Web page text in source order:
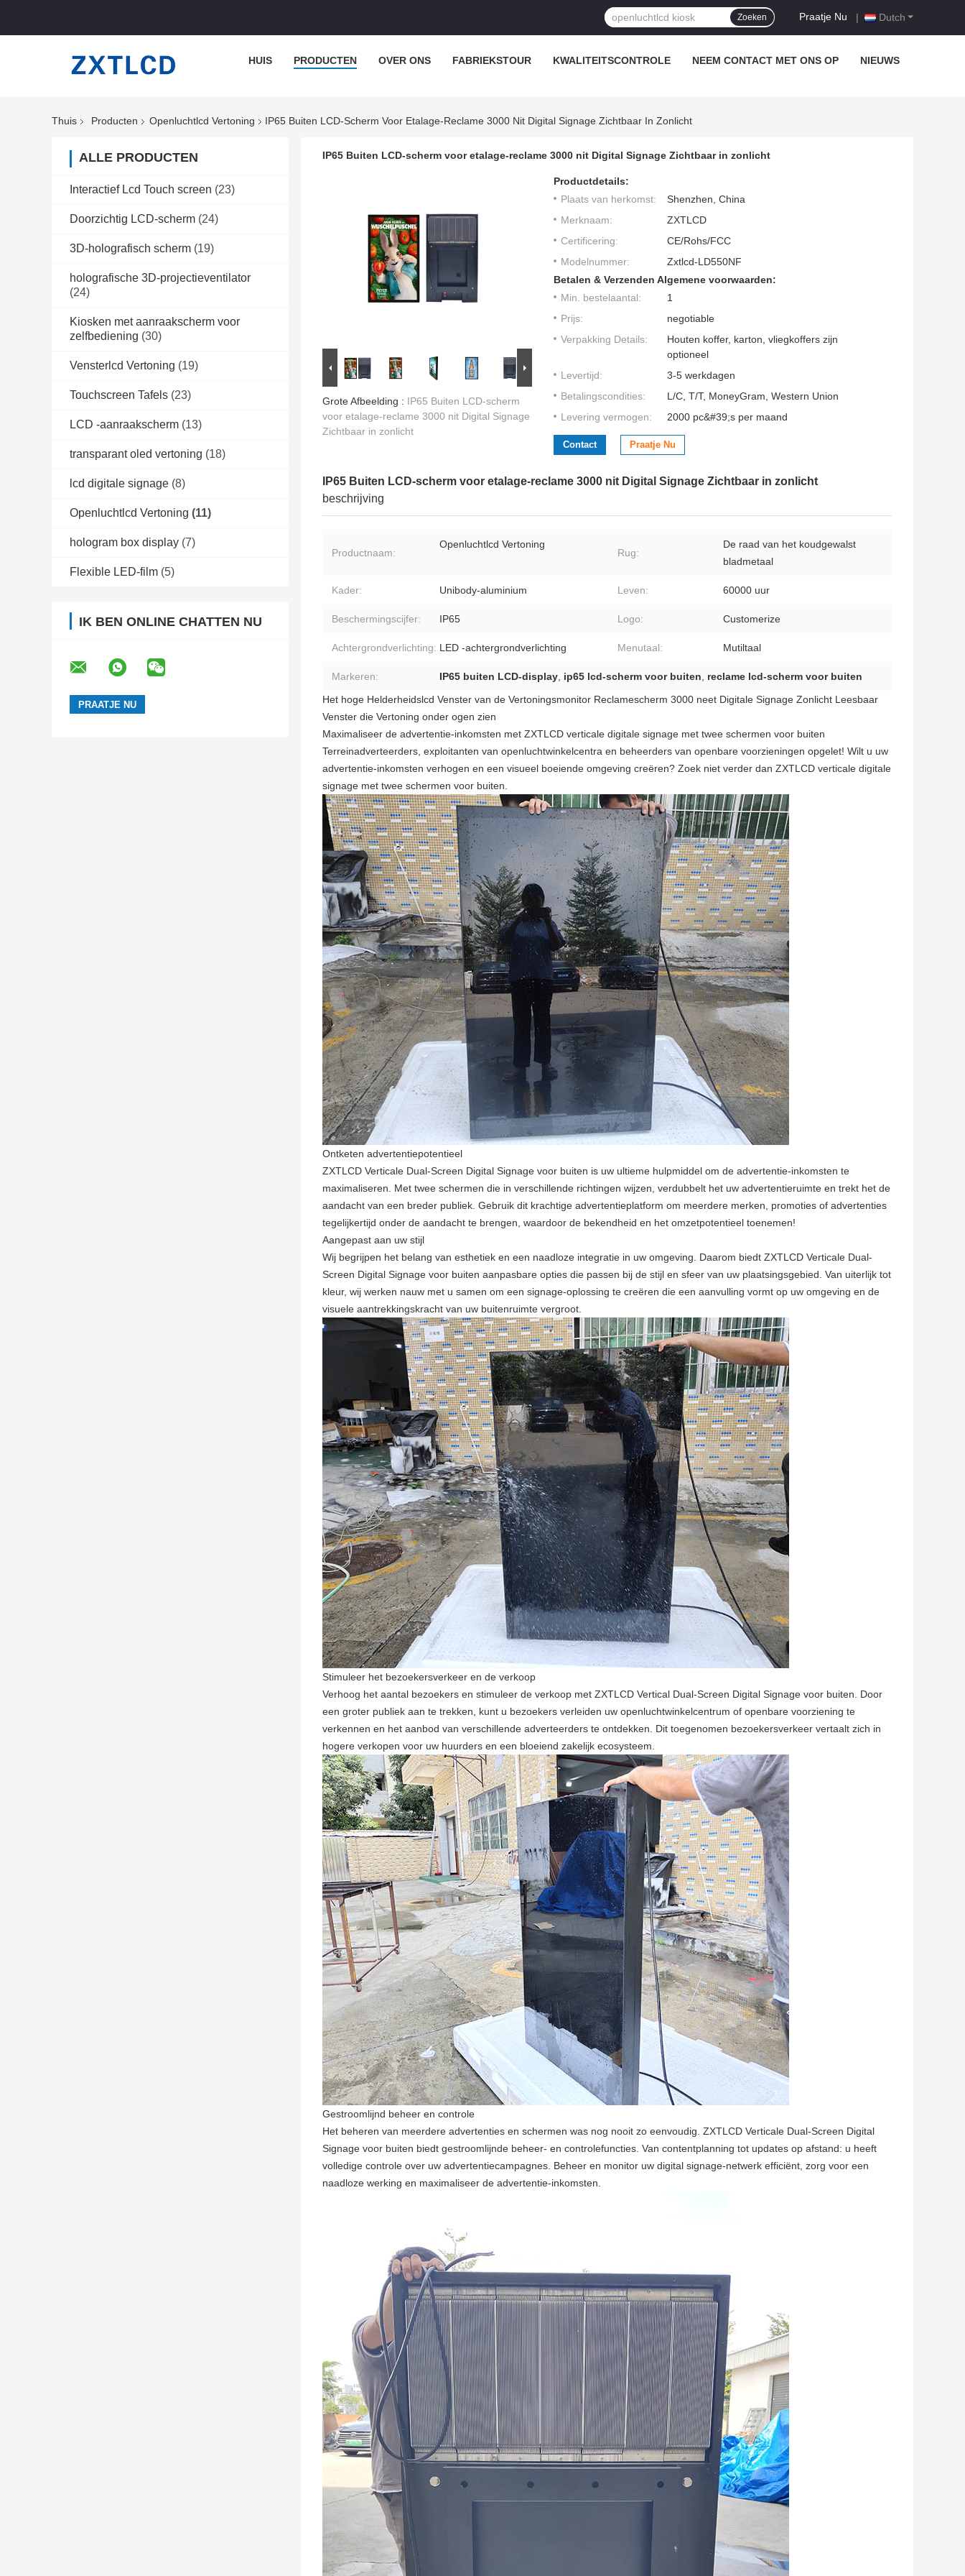
Dutch
Praatje Nu |
Zoeken
HUIS PRODUCTEN OVER ONS FABRIEKSTOUR KWALITEITSCONTROLE NEEM CONTACT MET ONS OP NIEUWS
Thuis Producten Openluchtlcd Vertoning IP65 Buiten LCD-Scherm Voor Etalage-Reclame 3000 Nit Digital Signage Zichtbaar In Zonlicht
ALLE PRODUCTEN
Interactief Lcd Touch screen (23)
Doorzichtig LCD-scherm (24)
3D-holografisch scherm (19)
holografische 3D-projectieventilator
(24)
Kiosken met aanraakscherm voor
zelfbediening (30)
Vensterlcd Vertoning (19)
Touchscreen Tafels (23)
LCD -aanraakscherm (13)
transparant oled vertoning (18)
lcd digitale signage (8)
Openluchtlcd Vertoning (11)
hologram box display (7)
Flexible LED-film (5)
IK BEN ONLINE CHATTEN NU
IP65 Buiten LCD-scherm voor etalage-reclame 3000 nit Digital Signage Zichtbaar in zonlicht
Grote Afbeelding : IP65 Buiten LCD-scherm
voor etalage-reclame 3000 nit Digital Signage
Zichtbaar in zonlicht
Productdetails:
Plaats van herkomst:
Shenzhen, China
Merknaam:
ZXTLCD
Certificering:
CE/Rohs/FCC
Modelnummer:
Zxtlcd-LD550NF
Betalen & Verzenden Algemene voorwaarden:
Min. bestelaantal:
1
Prijs:
negotiable
Verpakking Details:
Houten koffer, karton, vliegkoffers zijn
optioneel
Levertijd:
3-5 werkdagen
Betalingscondities:
L/C, T/T, MoneyGram, Western Union
Levering vermogen:
2000 pc&#39;s per maand
Contact Praatje Nu
IP65 Buiten LCD-scherm voor etalage-reclame 3000 nit Digital Signage Zichtbaar in zonlicht
beschrijving
Productnaam:
Openluchtlcd Vertoning
Rug:
De raad van het koudgewalst
bladmetaal
Kader: Unibody-aluminium Leven: 60000 uur
Beschermingscijfer: IP65 Logo: Customerize
Achtergrondverlichting: LED -achtergrondverlichting Menutaal: Mutiltaal
Markeren: IP65 buiten LCD-display, ip65 lcd-scherm voor buiten, reclame lcd-scherm voor buiten
Het hoge Helderheidslcd Venster van de Vertoningsmonitor Reclamescherm 3000 neet Digitale Signage Zonlicht Leesbaar
Venster die Vertoning onder ogen zien
Maximaliseer de advertentie-inkomsten met ZXTLCD verticale digitale signage met twee schermen voor buiten
Terreinadverteerders, exploitanten van openluchtwinkelcentra en beheerders van openbare voorzieningen opgelet! Wilt u uw
advertentie-inkomsten verhogen en een visueel boeiende omgeving creëren? Zoek niet verder dan ZXTLCD verticale digitale
signage met twee schermen voor buiten.
Ontketen advertentiepotentieel
ZXTLCD Verticale Dual-Screen Digital Signage voor buiten is uw ultieme hulpmiddel om de advertentie-inkomsten te
maximaliseren. Met twee schermen die in verschillende richtingen wijzen, verdubbelt het uw advertentieruimte en trekt het de
aandacht van een breder publiek. Gebruik dit krachtige advertentieplatform om meerdere merken, promoties of advertenties
tegelijkertijd onder de aandacht te brengen, waardoor de bekendheid en het omzetpotentieel toenemen!
Aangepast aan uw stijl
Wij begrijpen het belang van esthetiek en een naadloze integratie in uw omgeving. Daarom biedt ZXTLCD Verticale Dual-
Screen Digital Signage voor buiten aanpasbare opties die passen bij de stijl en sfeer van uw plaatsingsgebied. Van uiterlijk tot
kleur, wij werken nauw met u samen om een ​​signage-oplossing te creëren die een aanvulling vormt op uw omgeving en de
visuele aantrekkingskracht van uw buitenruimte vergroot.
Stimuleer het bezoekersverkeer en de verkoop
Verhoog het aantal bezoekers en stimuleer de verkoop met ZXTLCD Vertical Dual-Screen Digital Signage voor buiten. Door
een groter publiek aan te trekken, kunt u bezoekers verleiden uw openluchtwinkelcentrum of openbare voorziening te
verkennen en het aanbod van verschillende adverteerders te ontdekken. Dit toegenomen bezoekersverkeer vertaalt zich in
hogere verkopen voor uw huurders en een bloeiend zakelijk ecosysteem.
Gestroomlijnd beheer en controle
Het beheren van meerdere advertenties en schermen was nog nooit zo eenvoudig. ZXTLCD Verticale Dual-Screen Digital
Signage voor buiten biedt gestroomlijnde beheer- en controlefuncties. Van contentplanning tot updates op afstand: u heeft
volledige controle over uw advertentiecampagnes. Beheer en monitor uw digital signage-netwerk efficiënt, zorg voor een
naadloze werking en maximaliseer de advertentie-inkomsten.